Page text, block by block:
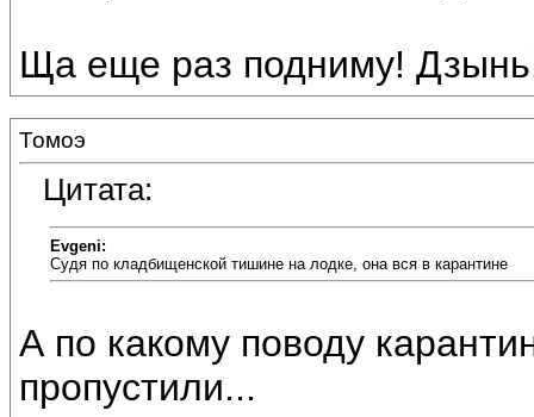
Ща еще раз подниму!
Томоэ
Цитата:
Evgeni:
Судя по кладбищенской тишине на лодке, она вся в карантине
А по какому поводу
пропустили...